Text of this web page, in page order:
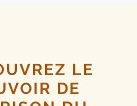
LE
DE